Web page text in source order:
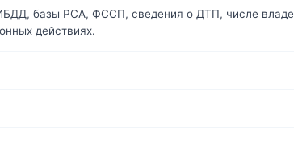
базы РСА, ФССП, сведения о ДТП, числе
действиях.